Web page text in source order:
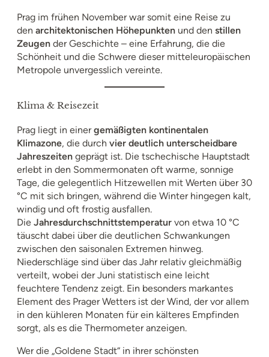
Prag im frühen November war somit eine Reise zu
den architektonischen Höhepunkten und den stillen
Zeugen der Geschichte – eine Erfahrung, die die
Schönheit und die Schwere dieser mitteleuropäischen
Metropole unvergesslich vereinte.
Klima & Reisezeit
Prag liegt in einergemäßigten kontinentalen
Klimazone, die durch vier deutlich unterscheidbare
Jahreszeiten geprägt ist. Die tschechische Hauptstadt
erlebt in den Sommermonaten oft warme, sonnige
Tage, die gelegentlich Hitzewellen mit Werten über 30
°C mit sich bringen, während die Winter hingegen kalt,
windig und oft frostig ausfallen.
Die Jahresdurchschnittstemperatur von etwa 10 °C
täuscht dabei über die deutlichen Schwankungen
zwischen den saisonalen Extremen hinweg.
Niederschläge sind über das Jahr relativ gleichmäßig
verteilt, wobei der Juni statistisch eine leicht
feuchtere Tendenz zeigt. Ein besonders markantes
Element des Prager Wetters ist der Wind, der vor allem
in den kühleren Monaten für ein kälteres Empfinden
sorgt, als es die Thermometer anzeigen.
Wer die „Goldene Stadt“ in ihrer schönsten